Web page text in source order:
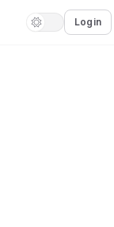
Login